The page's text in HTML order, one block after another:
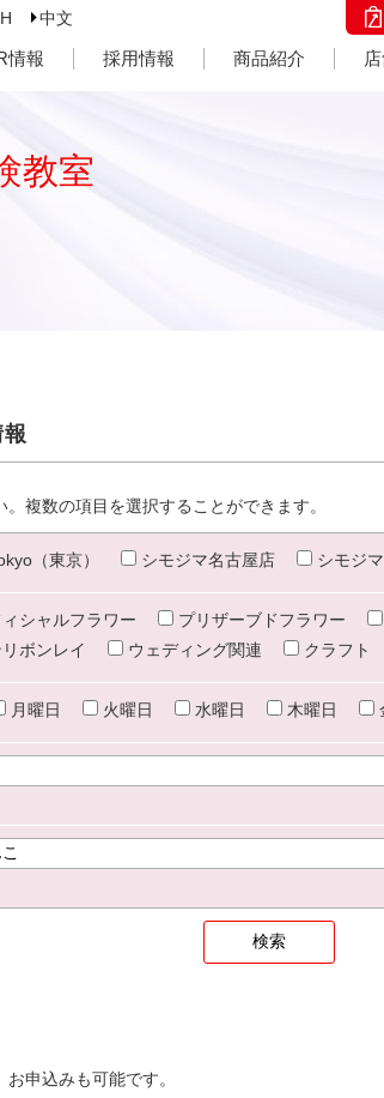
中文
情報 採用情報 商品紹介
教室
複数の項目を選択することができます。
（東京） シモジマ名古屋店 シモジ
シャルフラワー プリザーブドフラワー
ボンレイ
ウェディング関連 クラフト
月曜日 火曜日 水曜日 木曜日
申込みも可能です。